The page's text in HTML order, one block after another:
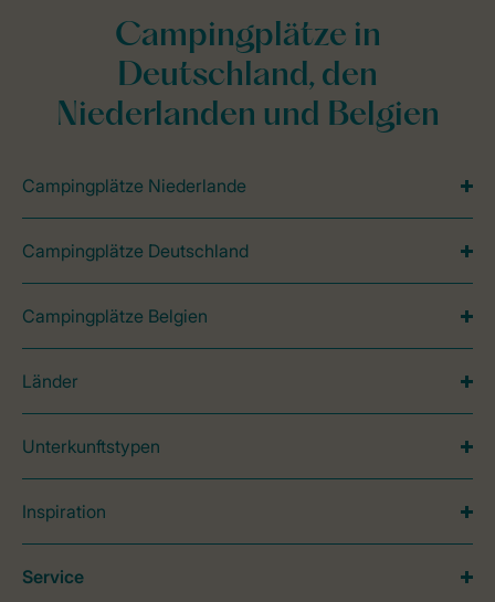
Campingplätze in
Deutschland, den
Niederlanden und Belgien
Campingplätze Niederlande
Campingplätze Deutschland
Campingplätze Belgien
Länder
Unterkunftstypen
Inspiration
Service